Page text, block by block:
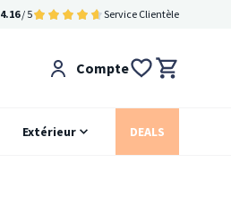
4.16/ 5 Service Clientèle
Compte
Extérieur DEALS